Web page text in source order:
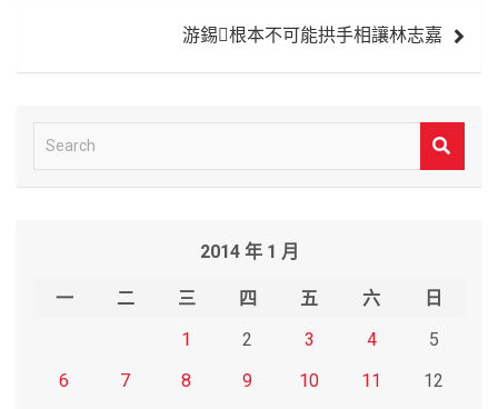
游錫根本不可能拱手相讓林志嘉
e
2014 年 1 月
一 二 三 四 五 六
日
1
2 3 4
5
6
7 8 9 10 11
12